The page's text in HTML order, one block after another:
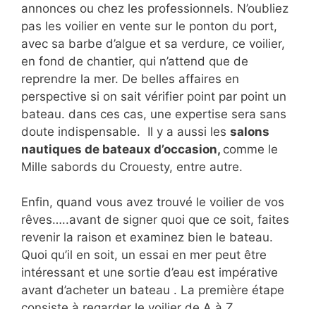
annonces ou chez les professionnels. N’oubliez
pas les voilier en vente sur le ponton du port,
avec sa barbe d’algue et sa verdure, ce voilier,
en fond de chantier, qui n’attend que de
reprendre la mer. De belles affaires en
perspective si on sait vérifier point par point un
bateau. dans ces cas, une expertise sera sans
doute indispensable. Il y a aussi les salons
nautiques de bateaux d’occasion, comme le
Mille sabords du Crouesty, entre autre.
Enfin, quand vous avez trouvé le voilier de vos
rêves…..avant de signer quoi que ce soit, faites
revenir la raison et examinez bien le bateau.
Quoi qu’il en soit, un essai en mer peut être
intéressant et une sortie d’eau est impérative
avant d’acheter un bateau . La première étape